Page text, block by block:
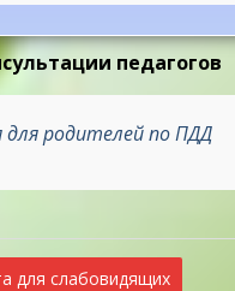
педагогов
для родителей по ПДД
для слабовидящих